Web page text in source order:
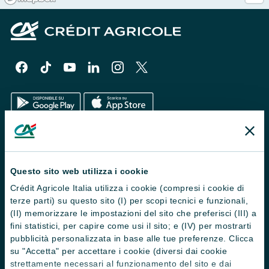
Questo sito web utilizza i cookie
Crédit Agricole Italia utilizza i cookie (compresi i cookie di
terze parti) su questo sito (I) per scopi tecnici e funzionali,
(II) memorizzare le impostazioni del sito che preferisci (III) a
fini statistici, per capire come usi il sito; e (IV) per mostrarti
pubblicità personalizzata in base alle tue preferenze. Clicca
su "Accetta" per accettare i cookie (diversi dai cookie
strettamente necessari al funzionamento del sito e dai
Trova filiali
Contattaci
Domande frequenti
Successioni
Servizi e pagamenti digitali